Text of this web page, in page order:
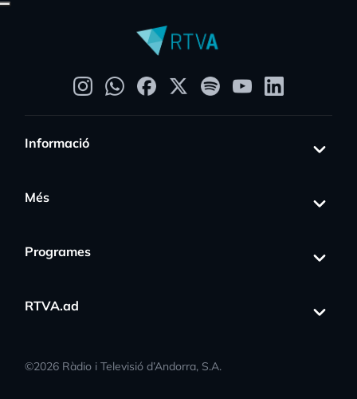
Informació
Més
Programes
RTVA.ad
©2026 Ràdio i Televisió d’Andorra, S.A.